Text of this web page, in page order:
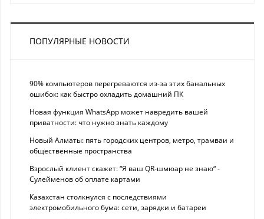
ПОПУЛЯРНЫЕ НОВОСТИ
90% компьютеров перегреваются из-за этих банальных
ошибок: как быстро охладить домашний ПК
Новая функция WhatsApp может навредить вашей
приватности: что нужно знать каждому
Новый Алматы: пять городских центров, метро, трамваи и
общественные пространства
Взрослый клиент скажет: “Я ваш QR-шмюар не знаю“ -
Сулейменов об оплате картами
Казахстан столкнулся с последствиями
электромобильного бума: сети, зарядки и батареи